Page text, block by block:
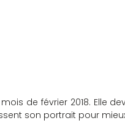
de février 2018. Elle
son portrait pour